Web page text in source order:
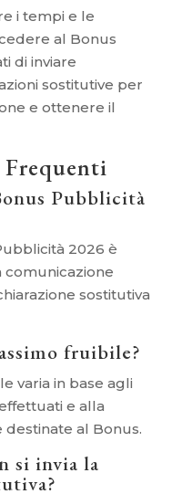
i tempi e le
al Bonus
di inviare
sostitutive per
e ottenere il
Pubblicità
2026 è
comunicazione
sostitutiva
fruibile?
varia in base agli
e alla
al Bonus.
si invia la